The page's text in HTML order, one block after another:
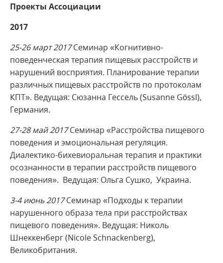
Проекты Ассоциации
2017
25-26 март 2017Семинар «Когнитивно-
поведенческая терапия пищевых расстройств и
нарушений восприятия. Планирование терапии
различных пищевых расстройств по протоколам
КПТ». Ведущая: Сюзанна Гессель (Susanne Gössl),
Германия.
27-28 май 2017Семинар «Расстройства пищевого
поведения и эмоциональная регуляция.
Диалектико-бихевиоральная терапия и практики
осознанности в терапии расстройств пищевого
поведения». Ведущая: Ольга Сушко, Украина.
3-4 июнь 2017Семинар «Подходы к терапии
нарушенного образа тела при расстройствах
пищевого поведения». Ведущая: Николь
Шнеккенберг (Nicole Schnackenberg),
Великобритания.